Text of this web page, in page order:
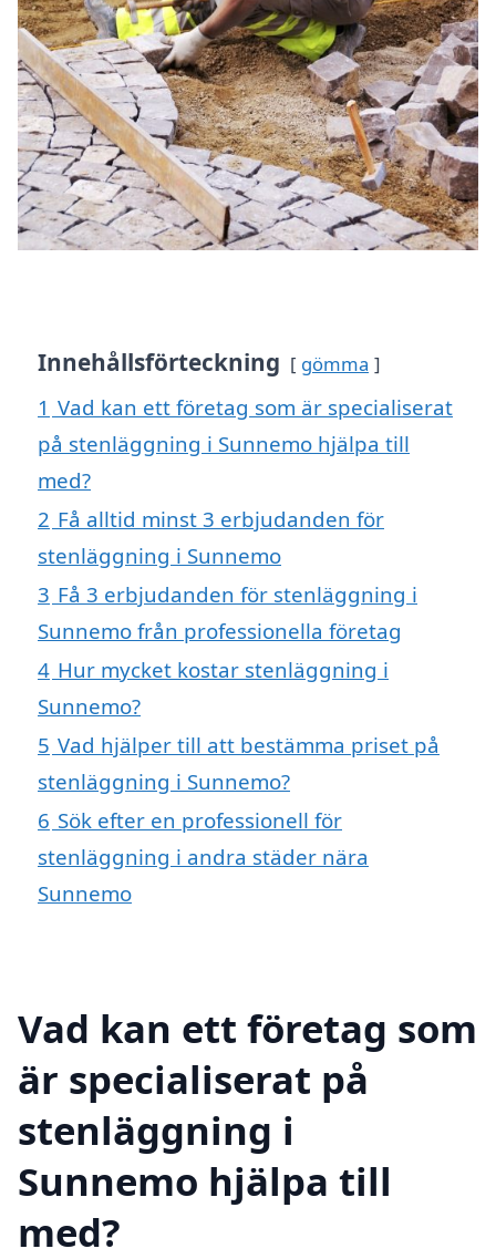
Innehållsförteckning gömma
1 Vad kan ett företag som är specialiserat
på stenläggning i Sunnemo hjälpa till
med?
2 Få alltid minst 3 erbjudanden för
stenläggning i Sunnemo
3 Få 3 erbjudanden för stenläggning i
Sunnemo från professionella företag
4 Hur mycket kostar stenläggning i
Sunnemo?
5 Vad hjälper till att bestämma priset på
stenläggning i Sunnemo?
6 Sök efter en professionell för
stenläggning i andra städer nära
Sunnemo
Vad kan ett företag som
är specialiserat på
stenläggning i
Sunnemo hjälpa till
med?